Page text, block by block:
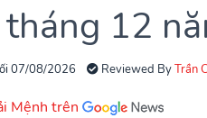
12
07/08/2026 Reviewed ByTrần
Mệnh trên